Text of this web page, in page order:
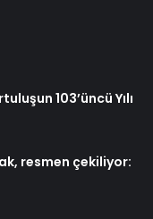
103’üncü Yılı
resmen çekiliyor: